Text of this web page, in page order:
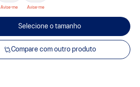
Selecione o tamanho
Compare com outro produto